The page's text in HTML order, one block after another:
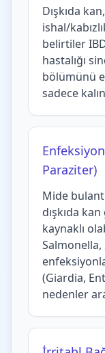
Dışkıda
ishal/
belirtiler
hastalığı
bölümünü
sadece
Paraziter)
Mide
dışkıda
kaynaklı
(Giardia,
nedenler